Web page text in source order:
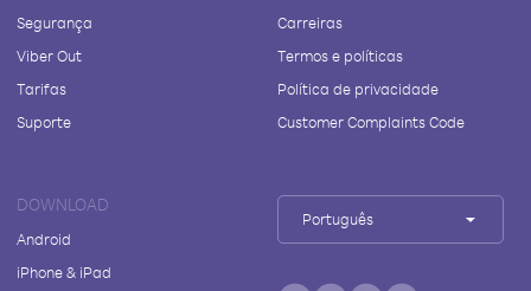
Segurança
Viber Out
Tarifas
Suporte
Carreiras
Termos e políticas
Política de privacidade
Customer Complaints Code
DOWNLOAD
Android
iPhone & iPad
Português